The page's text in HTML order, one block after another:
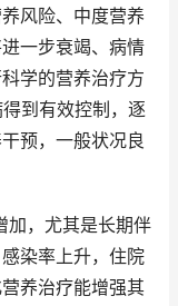
风险、中度营养
一步衰竭、病情
学的营养治疗方
到有效控制，逐
预，一般状况良
，尤其是长期伴
染率上升，住院
养治疗能增强其